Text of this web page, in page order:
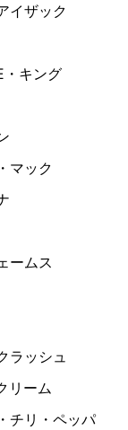
イザック
・キング
マック
ームス
ラッシュ
リーム
チリ・ペッパ